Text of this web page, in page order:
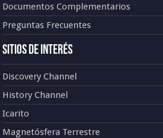
Documentos Complementarios
Preguntas Frecuentes
Sitios de Interés
Discovery Channel
History Channel
Icarito
Magnetósfera Terrestre